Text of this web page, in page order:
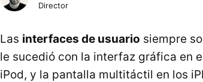
Director
Las interfaces de usuario siempre
le sucedió con la interfaz gráfica en
iPod, y la pantalla multitáctil en los